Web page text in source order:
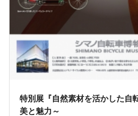
特別展『自然素材を活かした自
美と魅力～